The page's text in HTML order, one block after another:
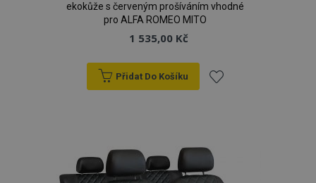
ekokůže s červeným prošíváním vhodné
pro ALFA ROMEO MITO
1 535,00 Kč
Přidat Do Košíku
oblíbeným